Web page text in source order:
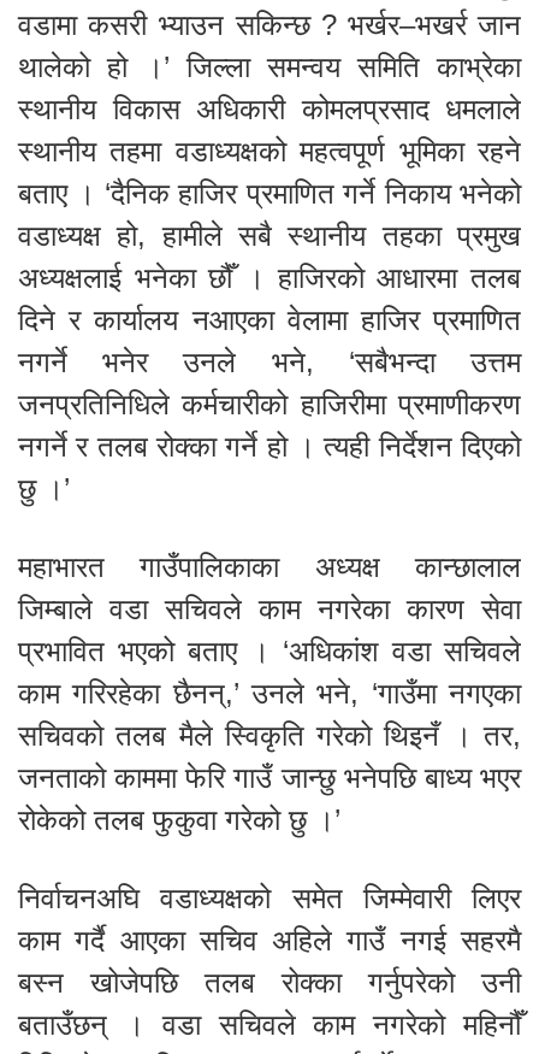
वडामा कसरी भ्याउन सकिन्छ ? भर्खर–भखर्र जान
थालेको हो ।’ जिल्ला समन्वय समिति काभ्रेका
स्थानीय विकास अधिकारी कोमलप्रसाद धमलाले
स्थानीय तहमा वडाध्यक्षको महत्वपूर्ण भूमिका रहने
बताए । ‘दैनिक हाजिर प्रमाणित गर्ने निकाय भनेको
वडाध्यक्ष हो, हामीले सबै स्थानीय तहका प्रमुख
अध्यक्षलाई भनेका छौँ । हाजिरको आधारमा तलब
दिने र कार्यालय नआएका वेलामा हाजिर प्रमाणित
नगर्ने भनेर उनले भने, ‘सबैभन्दा उत्तम
जनप्रतिनिधिले कर्मचारीको हाजिरीमा प्रमाणीकरण
नगर्ने र तलब रोक्का गर्ने हो । त्यही निर्देशन दिएको
छु ।’
महाभारत गाउँपालिकाका अध्यक्ष कान्छालाल
जिम्बाले वडा सचिवले काम नगरेका कारण सेवा
प्रभावित भएको बताए । ‘अधिकांश वडा सचिवले
काम गरिरहेका छैनन्,’ उनले भने, ‘गाउँमा नगएका
सचिवको तलब मैले स्विकृति गरेको थिइनँ । तर,
जनताको काममा फेरि गाउँ जान्छु भनेपछि बाध्य भएर
रोकेको तलब फुकुवा गरेको छु ।’
निर्वाचनअघि वडाध्यक्षको समेत जिम्मेवारी लिएर
काम गर्दै आएका सचिव अहिले गाउँ नगई सहरमै
बस्न खोजेपछि तलब रोक्का गर्नुपरेको उनी
बताउँछन् । वडा सचिवले काम नगरेको महिनौँ